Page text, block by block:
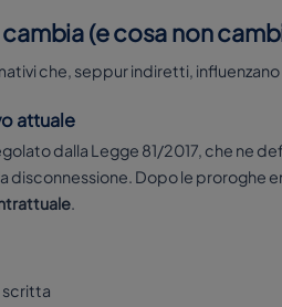
(e cosa non
che, seppur indiretti,
attuale
dalla Legge 81/2017, che
disconnessione. Dopo le
scritta